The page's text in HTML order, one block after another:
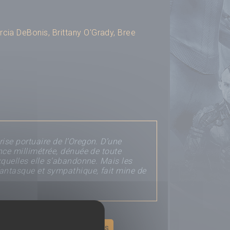
DeBonis, Brittany O'Grady, Bree
portuaire de l’Oregon. D’une
millimétrée, dénuée de toute
elle s’abandonne. Mais les
et sympathique, fait mine de
Déposer un avis